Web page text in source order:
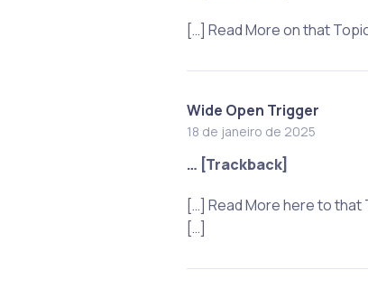
[…] Read More on that
Wide Open Trigger
18 de janeiro de 2025
… [Trackback]
[…] Read More here to
[…]